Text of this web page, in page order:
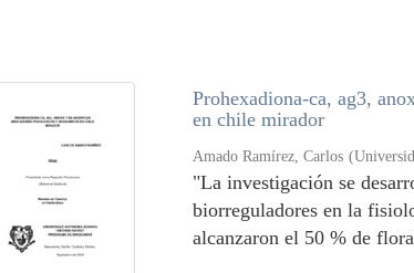
Prohexadiona-ca, ag3,
en chile mirador
Amado Ramírez, Carlos (
"La investigación se
biorreguladores en la
alcanzaron el 50 % de